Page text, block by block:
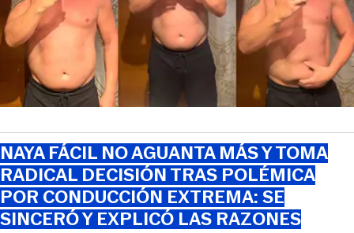
NAYA FÁCIL NO AGUANTA MÁS Y TOMA
RADICAL DECISIÓN TRAS POLÉMICA
POR CONDUCCIÓN EXTREMA: SE
SINCERÓ Y EXPLICÓ LAS RAZONES